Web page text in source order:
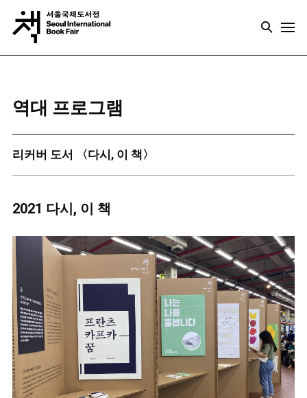
역대 프로그램
리커버 도서 〈다시, 이 책〉
2021 다시, 이 책